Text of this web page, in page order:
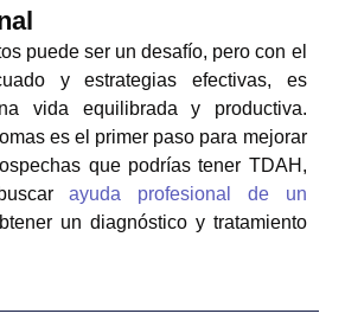
puede ser un desafío, pero con el
y estrategias efectivas, es
vida equilibrada y productiva.
es el primer paso para mejorar
que podrías tener TDAH,
ayuda profesional de un
un diagnóstico y tratamiento